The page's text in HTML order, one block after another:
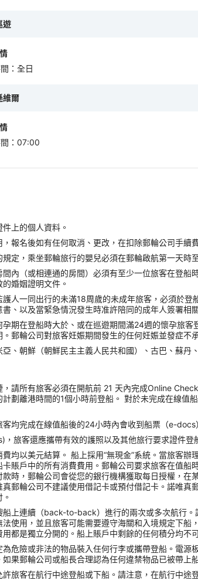
遊
： 全日
維爾
： 07:00
上的個人資料。
報名後如有任何取消、更改，在扣除郵輪公司手
定，乘坐郵輪旅行的嬰兒必須在郵輪啟航第一天
內（或相連通的房間）必須有至少一位旅客在登
婚姻證明文件。
人一同出行的未滿18周歲的未成年旅客，必須於
、以及當緊急情況發生時准許陪同的成年人簽署相
期在登船時大於、或在巡遊期間滿24週的懷孕旅
郵輪公司對旅客妊娠期間發生的任何妊娠並發症不
、朝鮮（朝鮮民主主義人民共和國）、古巴、蘇
請所有旅客必須在開航前 21 天內完成Online
劃離港時間的1個小時前登船。 對於未完成在線
客均完成在線值船後的24小時內會收到船票（e-
旅客還應攜帶有效的護照以及其他旅行要求證件登
均以美元結算。 船上採用“無現金”系統。當旅客
賬戶中的所有消費費用。郵輪公司要求旅客在值
款時，郵輪公司會從您的銀行機構獲取每日授權，
郵輪公司不建議使用借記卡或預付借記卡。諾唯
船上連續（back-to-back）進行的兩次或多次航行
使用，並且旅客可能需要遵守海關和入境規定下
都是獨立分開的。船上賬戶中剩餘的任何積分均不
危險或非法的物品裝入任何行李或攜帶登船。電
果郵輪公司或船長合理認為任何違禁物品已被帶
許旅客在航行中途登船或下船。請注意，在航行中